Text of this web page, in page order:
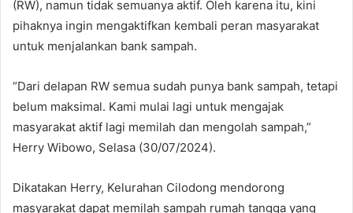
(RW), namun tidak semuanya aktif. Oleh karena itu, kini
pihaknya ingin mengaktifkan kembali peran masyarakat
untuk menjalankan bank sampah.
“Dari delapan RW semua sudah punya bank sampah, tetapi
belum maksimal. Kami mulai lagi untuk mengajak
masyarakat aktif lagi memilah dan mengolah sampah,”
Herry Wibowo, Selasa (30/07/2024).
Dikatakan Herry, Kelurahan Cilodong mendorong
masyarakat dapat memilah sampah rumah tangga yang